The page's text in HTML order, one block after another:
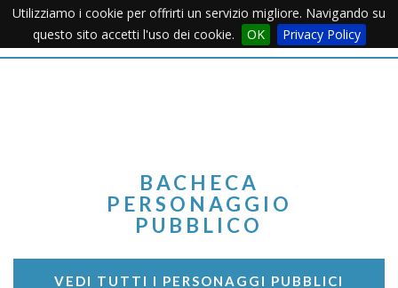
Utilizziamo i cookie per offrirti un servizio migliore. Navigando su
questo sito accetti l'uso dei cookie.
OK Privacy PolicyMenu
BACHECA
PERSONAGGIO
PUBBLICO
VEDI TUTTI I PERSONAGGI PUBBLICI